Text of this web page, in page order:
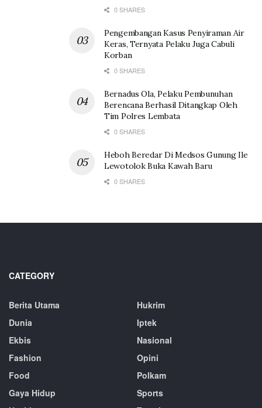
0 SHARES
Pengembangan Kasus Penyiraman Air
Keras, Ternyata Pelaku Juga Cabuli
Korban
0 SHARES
Bernadus Ola, Pelaku Pembunuhan
Berencana Berhasil Ditangkap Oleh
Tim Polres Lembata
0 SHARES
Heboh Beredar Di Medsos Gunung Ile
Lewotolok Buka Kawah Baru
0 SHARES
CATEGORY
Berita Utama
Dunia
Ekbis
Fashion
Food
Gaya Hidup
Hukrim
Iptek
Nasional
Opini
Polkam
Sports